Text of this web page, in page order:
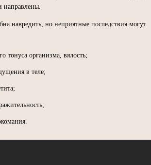
направлены.
навредить, но неприятные последствия могут
тонуса организма, вялость;
в теле;